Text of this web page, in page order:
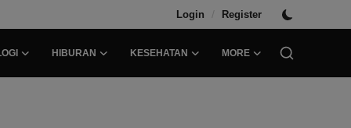
Login / Register
HIBURAN KESEHATAN MORE